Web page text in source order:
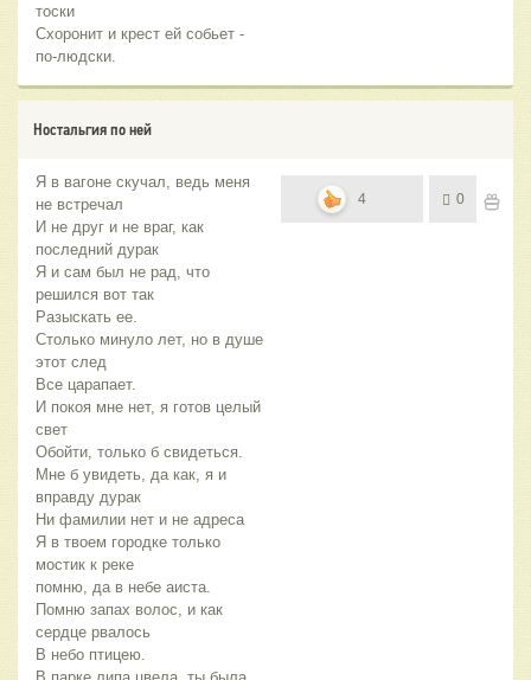
тоски
Схоронит и крест ей собьет -
по-людски.
Ностальгия по ней
Я в вагоне скучал, ведь меня
не встречал
И не друг и не враг, как
последний дурак
Я и сам был не рад, что
решился вот так
Разыскать ее.
Столько минуло лет, но в душе
этот след
Все царапает.
И покоя мне нет, я готов целый
свет
Обойти, только б свидеться.
Мне б увидеть, да как, я и
вправду дурак
Ни фамилии нет и не адреса
Я в твоем городке только
мостик к реке
помню, да в небе аиста.
Помню запах волос, и как
сердце рвалось
В небо птицею.
4 0